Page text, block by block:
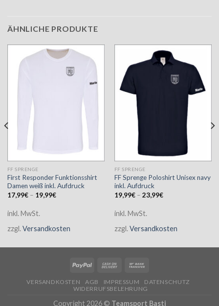
ÄHNLICHE PRODUKTE
FF SPRENGE
First Responder Funktionsshirt
Damen weiß inkl. Aufdruck
17,99€– 19,99€
inkl. MwSt.
zzgl. Versandkosten
FF SPRENGE
FF Sprenge Poloshirt Unisex navy
inkl. Aufdruck
19,99€– 23,99€
inkl. MwSt.
zzgl. Versandkosten
VERSANDKOSTEN AGB IMPRESSUM
DATENSCHUTZ
WIDERRUFSBELEHRUNG
Copyright 2026 © Teamsport Basti